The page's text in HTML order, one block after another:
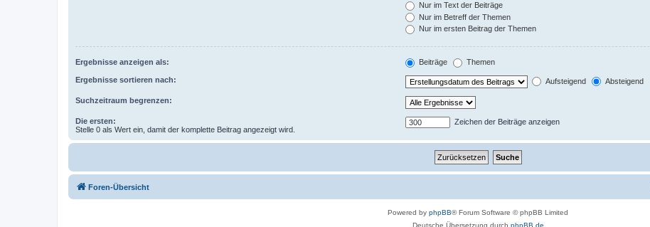
Nur im Text der Beiträge
Nur im Betreff der Themen
Nur im ersten Beitrag der Themen
Ergebnisse anzeigen als: Beiträge Themen
Ergebnisse sortieren nach: Aufsteigend Absteigend
Suchzeitraum begrenzen:
Die ersten:
Stelle 0 als Wert ein, damit der komplette Beitrag angezeigt wird.
Zeichen der Beiträge anzeigen
Foren-Übersicht
Powered by phpBB® Forum Software © phpBB Limited
Deutsche Übersetzung durch phpBB.de